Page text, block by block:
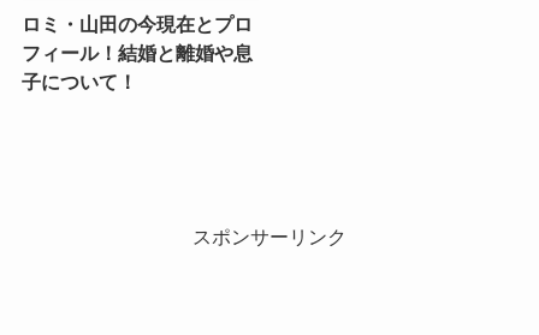
ロミ・山田の今現在とプロ
フィール！結婚と離婚や息
子について！
スポンサーリンク